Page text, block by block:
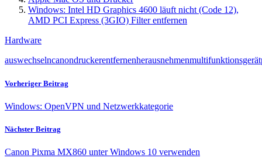
Windows: Intel HD Graphics 4600 läuft nicht (Code 12),
AMD PCI Express (3GIO) Filter entfernen
Hardware
auswechselncanondruckerentfernenherausnehmenmultifunktionsgerät
Vorheriger Beitrag
Windows: OpenVPN und Netzwerkkategorie
Nächster Beitrag
Canon Pixma MX860 unter Windows 10 verwenden